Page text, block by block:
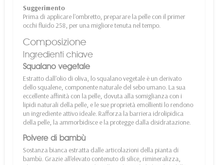
Suggerimento
Prima di applicare l'ombretto, preparare la pelle con il primer
occhi fluido 258, per una migliore tenuta nel tempo.
Composizione
Ingredienti chiave
Squalano vegetale
Estratto dall'olio di oliva, lo squalano vegetale è un derivato
dello squalene, componente naturale del sebo umano. La sua
eccellente affinità con la pelle, dovuta alla somiglianza con i
lipidi naturali della pelle, e le sue proprietà emollienti lo rendono
un ingrediente attivo ideale. Rafforza la barriera idrolipidica
della pelle, la ammorbidisce e la protegge dalla disidratazione.
Polvere di bambù
Sostanza bianca estratta dalle articolazioni della pianta di
bambù. Grazie all'elevato contenuto di silice, rimineralizza,